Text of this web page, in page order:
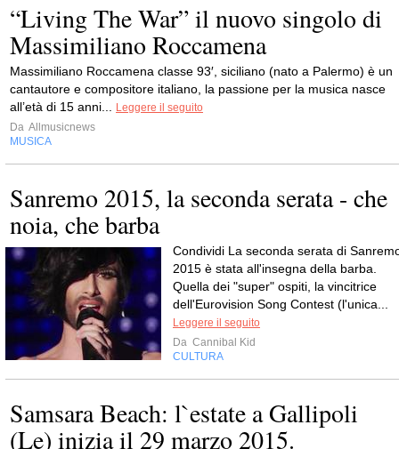
“Living The War” il nuovo singolo di
Massimiliano Roccamena
Massimiliano Roccamena classe 93′, siciliano (nato a Palermo) è un
cantautore e compositore italiano, la passione per la musica nasce
all’età di 15 anni...
Leggere il seguito
Da Allmusicnews
MUSICA
Sanremo 2015, la seconda serata - che
noia, che barba
Condividi La seconda serata di
2015 è stata all'insegna della barba.
Quella dei "super" ospiti, la vincitrice
dell'Eurovision Song Contest (l'unica...
Leggere il seguito
Da Cannibal Kid
CULTURA
Samsara Beach: l`estate a Gallipoli
(Le) inizia il 29 marzo 2015.